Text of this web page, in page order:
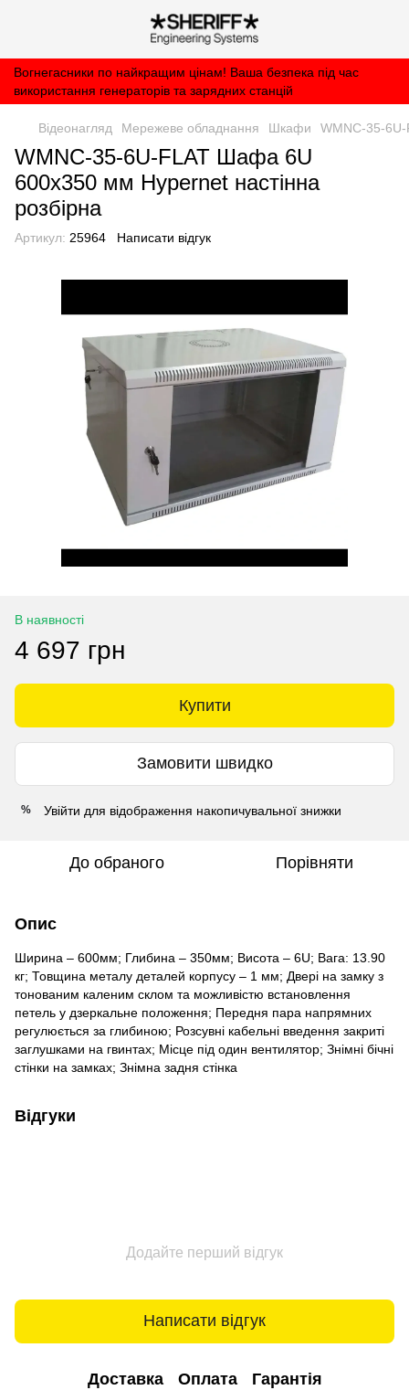
Вогнегасники по найкращим цінам! Ваша безпека під час
використання генераторів та зарядних станцій
Відеонагляд Мережеве обладнання Шкафи WMNC-35-
WMNC-35-6U-FLAT Шафа 6U
600x350 мм Hypernet настінна
розбірна
Артикул: 25964 Написати відгук
В наявності
4 697 грн
Купити
Замовити швидко
% Увійти для відображення накопичувальної знижки
До обраного Порівняти
Опис
Ширина – 600мм; Глибина – 350мм; Висота – 6U; Вага: 13.90
кг; Товщина металу деталей корпусу – 1 мм; Двері на замку з
тонованим каленим склом та можливістю встановлення
петель у дзеркальне положення; Передня пара напрямних
регулюється за глибиною; Розсувні кабельні введення закриті
заглушками на гвинтах; Місце під один вентилятор; Знімні бічні
стінки на замках; Знімна задня стінка
Відгуки
Додайте перший відгук
Написати відгук
Доставка Оплата Гарантія